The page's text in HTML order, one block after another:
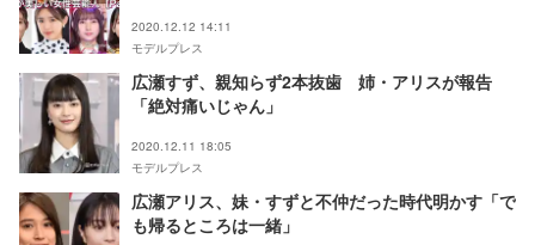
2020.12.12 14:11
モデルプレス
広瀬すず、親知らず2本抜歯 姉・アリスが報告
「絶対痛いじゃん」
2020.12.11 18:05
モデルプレス
広瀬アリス、妹・すずと不仲だった時代明かす「で
も帰るところは一緒」